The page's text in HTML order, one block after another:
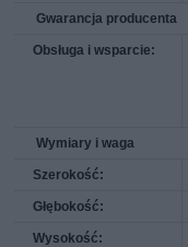
Gwarancja producenta
Obsługa i wsparcie:
Wymiary i waga
Szerokość:
Głębokość:
Wysokość: